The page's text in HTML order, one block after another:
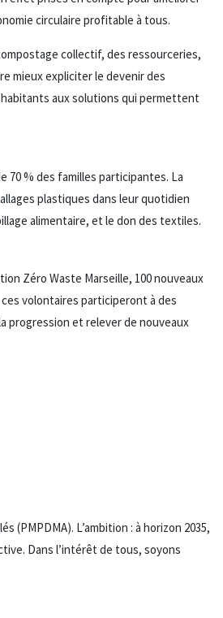
circulaire profitable à tous.
collectif, des ressourceries,
mieux expliciter le devenir des
aux solutions qui permettent
% des familles participantes. La
plastiques dans leur quotidien
alimentaire, et le don des textiles.
Zéro Waste Marseille, 100 nouveaux
volontaires participeront à des
progression et relever de nouveaux
L’ambition : à horizon 2035,
Dans l’intérêt de tous, soyons